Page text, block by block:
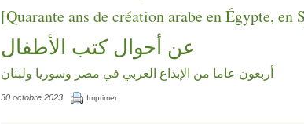
[Quarante ans de création arabe en Égypte, en
عن أحوال كتب الأطفال
أربعون عاما من الإبداع العربي في مصر وسوريا ولبنان
30 octobre 2023 Imprimer